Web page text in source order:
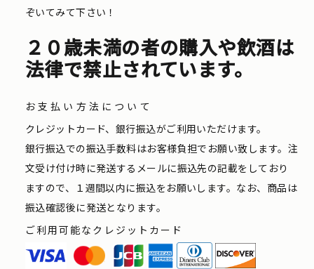
ぞいてみて下さい！
２０歳未満の者の購入や飲酒は
法律で禁止されています。
お支払い方法について
クレジットカード、銀行振込がご利用いただけます。
銀行振込での振込手数料はお客様負担でお願い致します。注
文受け付け時に発送するメールに振込先の記載をしており
ますので、１週間以内に振込をお願いします。なお、商品は
振込確認後に発送となります。
ご利用可能なクレジットカード